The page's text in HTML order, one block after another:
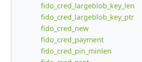
fido_cred_largeblob_key_len
fido_cred_largeblob_key_ptr
fido_cred_new
fido_cred_payment
fido_cred_pin_minlen